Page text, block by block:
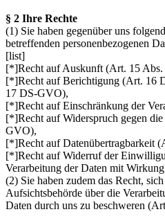
§ 2 Ihre Rechte
(1) Sie haben gegenüber uns
betreffenden personenbezogenen
[list]
[*]Recht auf Auskunft (Art. 15
[*]Recht auf Berichtigung (Art. 16
17 DS-GVO),
[*]Recht auf Einschränkung der
[*]Recht auf Widerspruch gegen
GVO),
[*]Recht auf Datenübertragbarkeit
[*]Recht auf Widerruf der
Verarbeitung der Daten mit
(2) Sie haben zudem das Recht,
Aufsichtsbehörde über die
Daten durch uns zu beschweren